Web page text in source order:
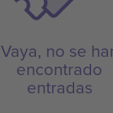
Vaya, no se
encontrado
entradas